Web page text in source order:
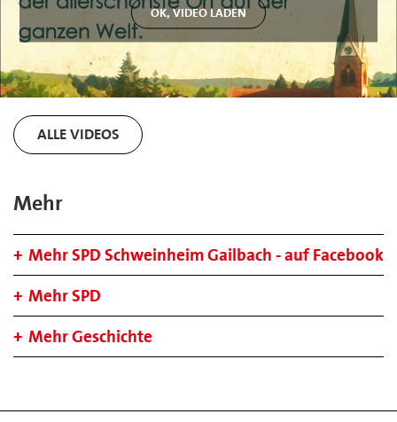
ALLE VIDEOS
Mehr
Mehr SPD Schweinheim Gailbach - auf Facebook
Mehr SPD
Mehr Geschichte